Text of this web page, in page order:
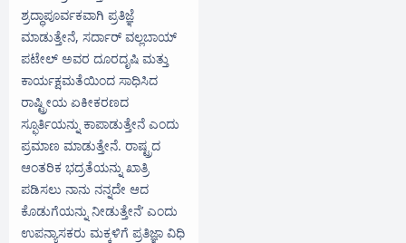
ಶ್ರದ್ಧಾಪೂರ್ವಕವಾಗಿ ಪ್ರತಿಜ್ಞೆ
ಮಾಡುತ್ತೇನೆ, ಸರ್ದಾರ್ ವಲ್ಲಬಾಯ್
ಪಟೇಲ್ ಅವರ ದೂರದೃಷಿ ಮತ್ತು
ಕಾರ್ಯಕ್ಷಮತೆಯಿಂದ ಸಾಧಿಸಿದ
ರಾಷ್ಟ್ರೀಯ ಏಕೀಕರಣದ
ಸ್ಫೂರ್ತಿಯನ್ನು ಕಾಪಾಡುತ್ತೇನೆ ಎಂದು
ಪ್ರಮಾಣ ಮಾಡುತ್ತೇನೆ. ರಾಷ್ಟ್ರದ
ಆಂತರಿಕ ಭದ್ರತೆಯನ್ನು ಖಾತ್ರಿ
ಪಡಿಸಲು ನಾನು ನನ್ನದೇ ಆದ
ಕೊಡುಗೆಯನ್ನು ನೀಡುತ್ತೇನೆ’ ಎಂದು
ಉಪನ್ಯಾಸಕರು ಮಕ್ಕಳಿಗೆ ಪ್ರತಿಜ್ಞಾ ವಿಧಿ